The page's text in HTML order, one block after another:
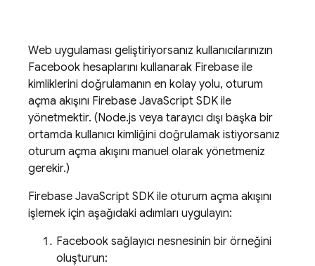
Web uygulaması geliştiriyorsanız kullanıcılarınızın
Facebook hesaplarını kullanarak Firebase ile
kimliklerini doğrulamanın en kolay yolu, oturum
açma akışını Firebase JavaScript SDK ile
yönetmektir. (Node.js veya tarayıcı dışı başka bir
ortamda kullanıcı kimliğini doğrulamak istiyorsanız
oturum açma akışını manuel olarak yönetmeniz
gerekir.)
Firebase JavaScript SDK ile oturum açma akışını
işlemek için aşağıdaki adımları uygulayın:
Facebook sağlayıcı nesnesinin bir örneğini
oluşturun: